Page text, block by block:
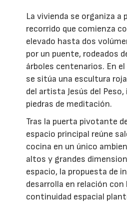
La vivienda se organiza a
recorrido que comienza
elevado hasta dos
por un puente, rodeados
árboles centenarios. En
se sitúa una escultura
del artista Jesús del Peso,
piedras de meditación.
Tras la puerta pivotante
espacio principal reúne
cocina en un único
altos y grandes
espacio, la propuesta de
desarrolla en relación con
continuidad espacial